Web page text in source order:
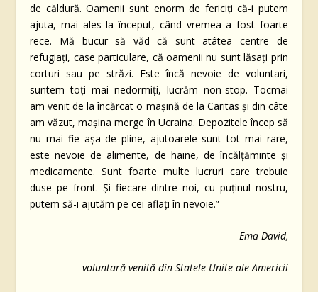
de căldură. Oamenii sunt enorm de fericiți că-i putem
ajuta, mai ales la început, când vremea a fost foarte
rece. Mă bucur să văd că sunt atâtea centre de
refugiați, case particulare, că oamenii nu sunt lăsați prin
corturi sau pe străzi. Este încă nevoie de voluntari,
suntem toți mai nedormiți, lucrăm non-stop. Tocmai
am venit de la încărcat o mașină de la Caritas și din câte
am văzut, mașina merge în Ucraina. Depozitele încep să
nu mai fie așa de pline, ajutoarele sunt tot mai rare,
este nevoie de alimente, de haine, de încălțăminte și
medicamente. Sunt foarte multe lucruri care trebuie
duse pe front. Și fiecare dintre noi, cu puținul nostru,
putem să-i ajutăm pe cei aflați în nevoie.”
Ema David,
voluntară venită din Statele Unite ale Americii